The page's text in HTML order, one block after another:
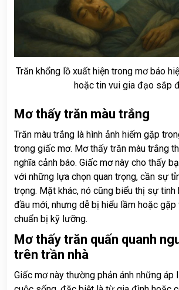
Trăn khổng lồ xuất hiện trong mơ báo
hoặc tin vui gia đạo sắp
Mơ thấy trăn màu trắng
Trăn màu trắng là hình ảnh hiếm gặp
trong giấc mơ. Mơ thấy trăn màu trắng
nghĩa cảnh báo. Giấc mơ này cho thấy
với những lựa chọn quan trọng, cần sự
trọng. Mặt khác, nó cũng biểu thị sự
đầu mới, nhưng dễ bị hiểu lầm hoặc gặp
chuẩn bị kỹ lưỡng.
Mơ thấy trăn quấn quanh
trên trần nhà
Giấc mơ này thường phản ánh những áp